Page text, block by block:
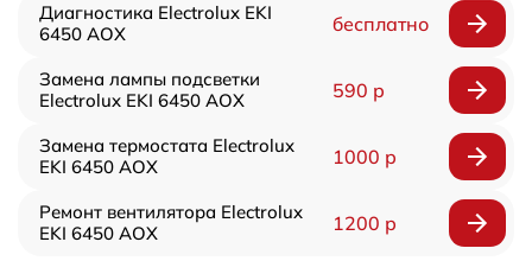
Диагностика Electrolux EKI
6450 AOX
бесплатно
Замена лампы подсветки
Electrolux EKI 6450 AOX
590 р
Замена термостата Electrolux
EKI 6450 AOX
1000 р
Ремонт вентилятора Electrolux
EKI 6450 AOX
1200 р